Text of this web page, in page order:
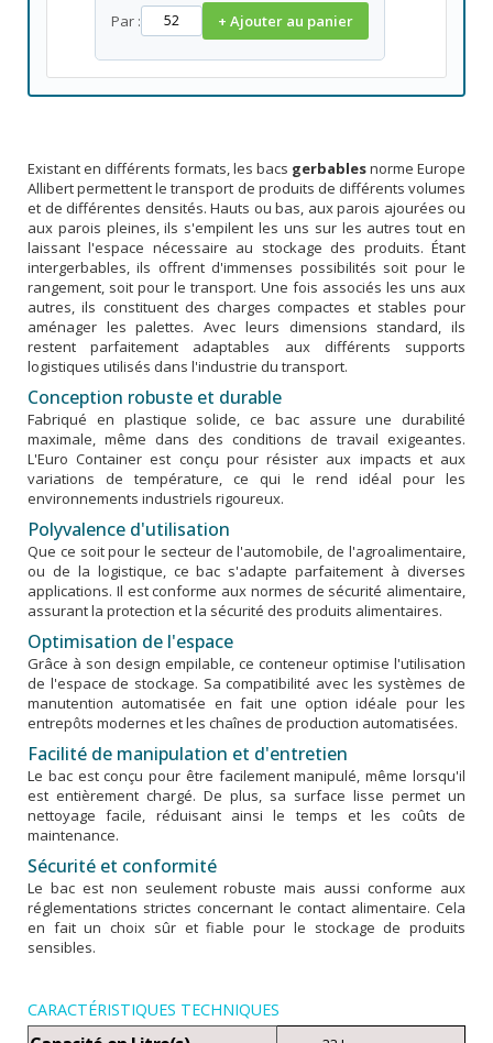
Par : + Ajouter au panier
Existant en différents formats, les bacs gerbablesnorme Europe
Allibert permettent le transport de produits de différents volumes
et de différentes densités. Hauts ou bas, aux parois ajourées ou
aux parois pleines, ils s'empilent les uns sur les autres tout en
laissant l'espace nécessaire au stockage des produits. Étant
intergerbables, ils offrent d'immenses possibilités soit pour le
rangement, soit pour le transport. Une fois associés les uns aux
autres, ils constituent des charges compactes et stables pour
aménager les palettes. Avec leurs dimensions standard, ils
restent parfaitement adaptables aux différents supports
logistiques utilisés dans l'industrie du transport.
Conception robuste et durable
Fabriqué en plastique solide, ce bac assure une durabilité
maximale, même dans des conditions de travail exigeantes.
L'Euro Container est conçu pour résister aux impacts et aux
variations de température, ce qui le rend idéal pour les
environnements industriels rigoureux.
Polyvalence d'utilisation
Que ce soit pour le secteur de l'automobile, de l'agroalimentaire,
ou de la logistique, ce bac s'adapte parfaitement à diverses
applications. Il est conforme aux normes de sécurité alimentaire,
assurant la protection et la sécurité des produits alimentaires.
Optimisation de l'espace
Grâce à son design empilable, ce conteneur optimise l'utilisation
de l'espace de stockage. Sa compatibilité avec les systèmes de
manutention automatisée en fait une option idéale pour les
entrepôts modernes et les chaînes de production automatisées.
Facilité de manipulation et d'entretien
Le bac est conçu pour être facilement manipulé, même lorsqu'il
est entièrement chargé. De plus, sa surface lisse permet un
nettoyage facile, réduisant ainsi le temps et les coûts de
maintenance.
Sécurité et conformité
Le bac est non seulement robuste mais aussi conforme aux
réglementations strictes concernant le contact alimentaire. Cela
en fait un choix sûr et fiable pour le stockage de produits
sensibles.
CARACTÉRISTIQUES TECHNIQUES